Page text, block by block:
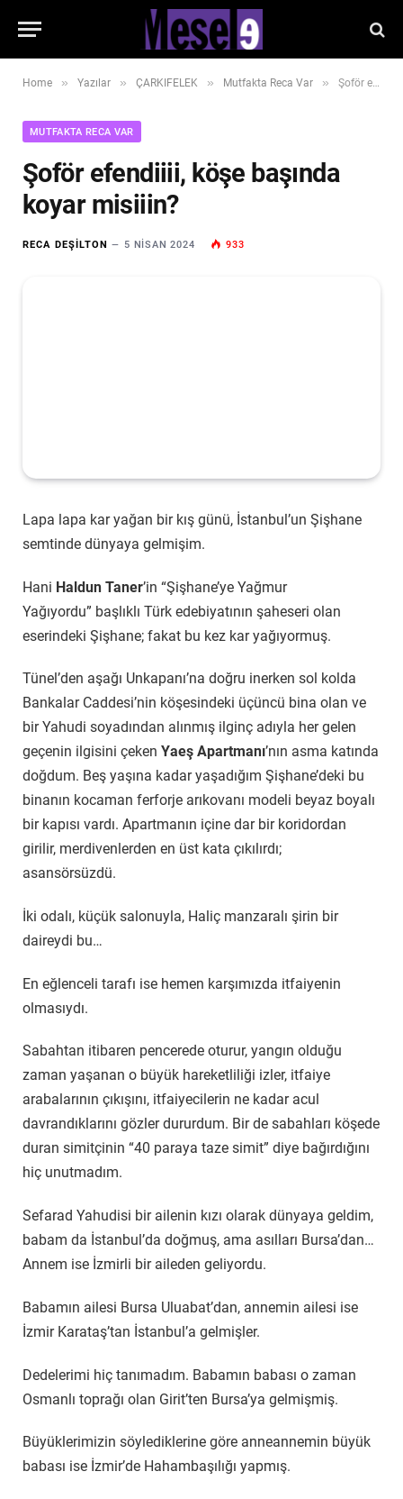
Home » Yazılar » ÇARKIFELEK » Mutfakta Reca Var » Şoför efendiiii, köşe başında koyar misiiin?
MUTFAKTA RECA VAR
Şoför efendiiii, köşe başında
koyar misiiin?
RECA DEŞILTON 5 NISAN 2024 933
Lapa lapa kar yağan bir kış günü, İstanbul’un Şişhane
semtinde dünyaya gelmişim.
Hani Haldun Taner’in “Şişhane’ye Yağmur
Yağıyordu” başlıklı Türk edebiyatının şaheseri olan
eserindeki Şişhane; fakat bu kez kar yağıyormuş.
Tünel’den aşağı Unkapanı’na doğru inerken sol kolda
Bankalar Caddesi’nin köşesindeki üçüncü bina olan ve
bir Yahudi soyadından alınmış ilginç adıyla her gelen
geçenin ilgisini çeken Yaeş Apartmanı’nın asma katında
doğdum. Beş yaşına kadar yaşadığım Şişhane’deki bu
binanın kocaman ferforje arıkovanı modeli beyaz boyalı
bir kapısı vardı. Apartmanın içine dar bir koridordan
girilir, merdivenlerden en üst kata çıkılırdı;
asansörsüzdü.
İki odalı, küçük salonuyla, Haliç manzaralı şirin bir
daireydi bu…
En eğlenceli tarafı ise hemen karşımızda itfaiyenin
olmasıydı.
Sabahtan itibaren pencerede oturur, yangın olduğu
zaman yaşanan o büyük hareketliliği izler, itfaiye
arabalarının çıkışını, itfaiyecilerin ne kadar acul
davrandıklarını gözler dururdum. Bir de sabahları köşede
duran simitçinin “40 paraya taze simit” diye bağırdığını
hiç unutmadım.
Sefarad Yahudisi bir ailenin kızı olarak dünyaya geldim,
babam da İstanbul’da doğmuş, ama asılları Bursa’dan…
Annem ise İzmirli bir aileden geliyordu.
Babamın ailesi Bursa Uluabat’dan, annemin ailesi ise
İzmir Karataş’tan İstanbul’a gelmişler.
Dedelerimi hiç tanımadım. Babamın babası o zaman
Osmanlı toprağı olan Girit’ten Bursa’ya gelmişmiş.
Büyüklerimizin söylediklerine göre anneannemin büyük
babası ise İzmir’de Hahambaşılığı yapmış.